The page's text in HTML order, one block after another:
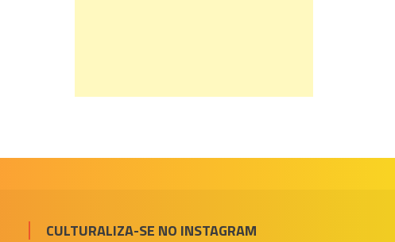
CULTURALIZA-SE NO INSTAGRAM